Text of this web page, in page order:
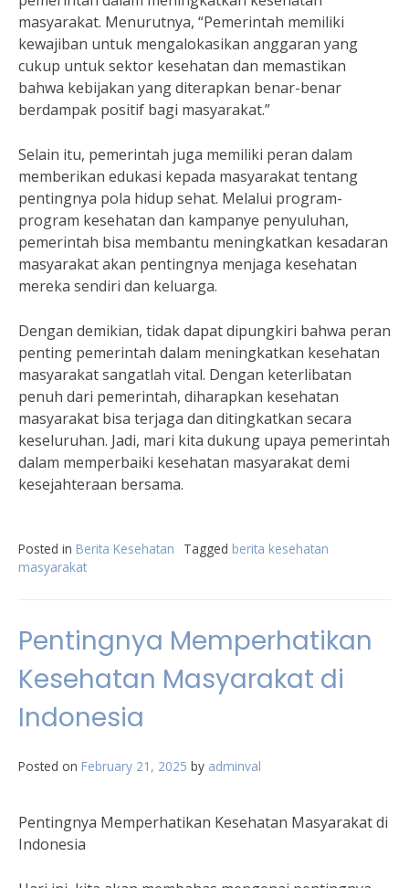
masyarakat. Menurutnya, “Pemerintah memiliki
kewajiban untuk mengalokasikan anggaran yang
cukup untuk sektor kesehatan dan memastikan
bahwa kebijakan yang diterapkan benar-benar
berdampak positif bagi masyarakat.”
Selain itu, pemerintah juga memiliki peran dalam
memberikan edukasi kepada masyarakat tentang
pentingnya pola hidup sehat. Melalui program-
program kesehatan dan kampanye penyuluhan,
pemerintah bisa membantu meningkatkan kesadaran
masyarakat akan pentingnya menjaga kesehatan
mereka sendiri dan keluarga.
Dengan demikian, tidak dapat dipungkiri bahwa peran
penting pemerintah dalam meningkatkan kesehatan
masyarakat sangatlah vital. Dengan keterlibatan
penuh dari pemerintah, diharapkan kesehatan
masyarakat bisa terjaga dan ditingkatkan secara
keseluruhan. Jadi, mari kita dukung upaya pemerintah
dalam memperbaiki kesehatan masyarakat demi
kesejahteraan bersama.
Posted in Berita Kesehatan Tagged berita kesehatan
masyarakat
Pentingnya Memperhatikan
Kesehatan Masyarakat di
Indonesia
Posted on February 21, 2025 by adminval
Pentingnya Memperhatikan Kesehatan Masyarakat di
Indonesia